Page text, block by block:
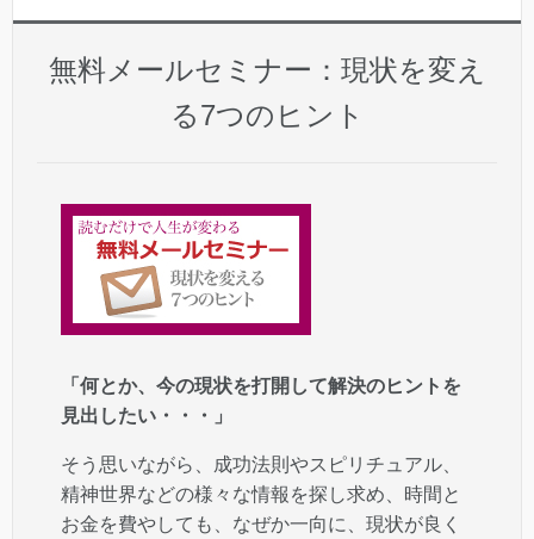
無料メールセミナー：現状を変え
る7つのヒント
「何とか、今の現状を打開して解決のヒントを
見出したい・・・」
そう思いながら、成功法則やスピリチュアル、
精神世界などの様々な情報を探し求め、時間と
お金を費やしても、なぜか一向に、現状が良く